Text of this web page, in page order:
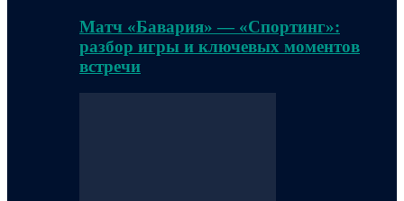
Матч «Бавария» — «Спортинг»:
разбор игры и ключевых моментов
встречи